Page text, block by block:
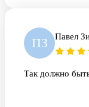
ПЗ Павел
Так должно